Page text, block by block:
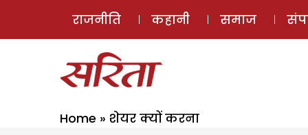
राजनीति कहानी समाज
Home » शेयर क्यों करना